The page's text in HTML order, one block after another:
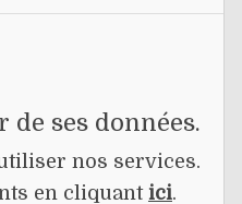
ses données.
nos services.
en cliquant ici.